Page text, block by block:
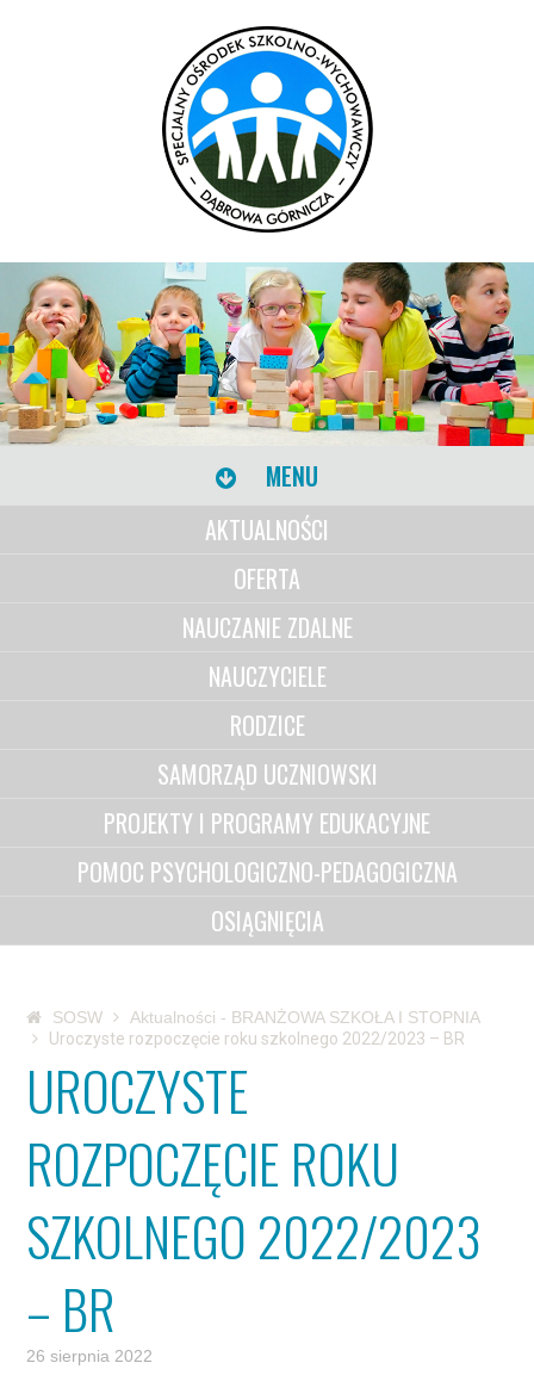
MENU
AKTUALNOŚCI
OFERTA
NAUCZANIE ZDALNE
NAUCZYCIELE
RODZICE
SAMORZĄD UCZNIOWSKI
PROJEKTY I PROGRAMY EDUKACYJNE
POMOC PSYCHOLOGICZNO-PEDAGOGICZNA
OSIĄGNIĘCIA
SOSW
Aktualności - BRANŻOWA SZKOŁA I STOPNIA
Uroczyste rozpoczęcie roku szkolnego 2022/2023 – BR
UROCZYSTE
ROZPOCZĘCIE ROKU
SZKOLNEGO 2022/2023
– BR
26 sierpnia 2022